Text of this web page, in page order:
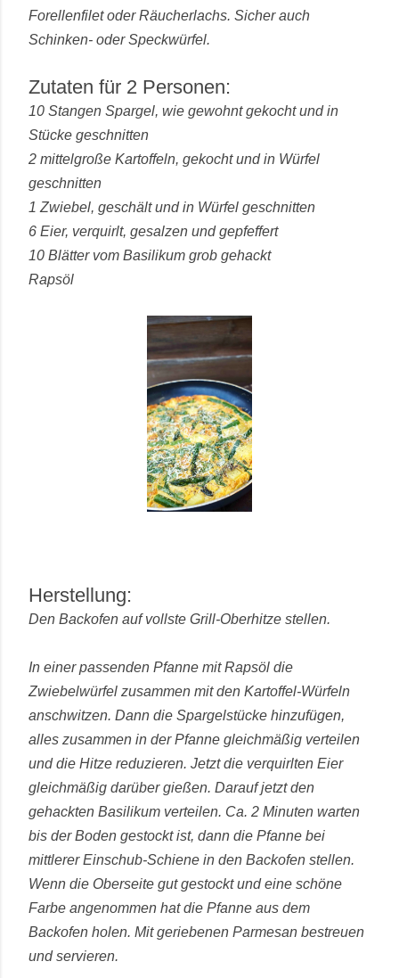
Forellenfilet oder Räucherlachs. Sicher auch
Schinken- oder Speckwürfel.
Zutaten für 2 Personen:
10 Stangen Spargel, wie gewohnt gekocht und in
Stücke geschnitten
2 mittelgroße Kartoffeln, gekocht und in Würfel
geschnitten
1 Zwiebel, geschält und in Würfel geschnitten
6 Eier, verquirlt, gesalzen und gepfeffert
10 Blätter vom Basilikum grob gehackt
Rapsöl
Herstellung:
Den Backofen auf vollste Grill-Oberhitze stellen.
In einer passenden Pfanne mit Rapsöl die
Zwiebelwürfel zusammen mit den Kartoffel-Würfeln
anschwitzen. Dann die Spargelstücke hinzufügen,
alles zusammen in der Pfanne gleichmäßig verteilen
und die Hitze reduzieren. Jetzt die verquirlten Eier
gleichmäßig darüber gießen. Darauf jetzt den
gehackten Basilikum verteilen. Ca. 2 Minuten warten
bis der Boden gestockt ist, dann die Pfanne bei
mittlerer Einschub-Schiene in den Backofen stellen.
Wenn die Oberseite gut gestockt und eine schöne
Farbe angenommen hat die Pfanne aus dem
Backofen holen. Mit geriebenen Parmesan bestreuen
und servieren.